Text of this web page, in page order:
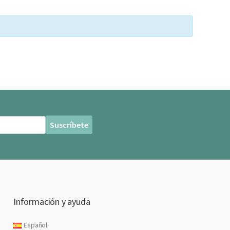
Información y ayuda
Español